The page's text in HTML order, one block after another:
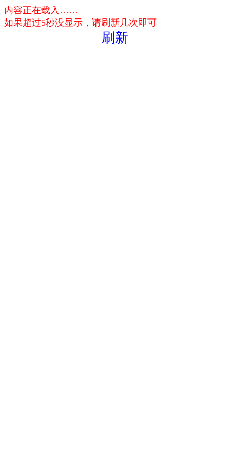
内容正在载入……
如果超过5秒没显示，请刷新几次即可
刷新